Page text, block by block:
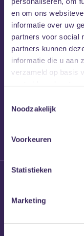
en om ons
informatie over uw
partners voor social
partners kunnen
informatie die u aan
verzameld op basis
Noodzakelijk
Voorkeuren
Statistieken
Marketing